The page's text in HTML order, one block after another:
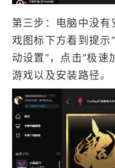
第三步：电脑中没
戏图标下方看到提示
动设置”，点击“极速
游戏以及安装路径。